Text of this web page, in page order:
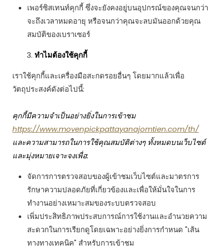
เพอร์ซิสเทนท์คุกกี้ ซึ่งจะยังคงอยู่บนอุปกรณ์ของคุณจนกว่า
จะถึงเวลาหมดอายุ หรือจนกว่าคุณจะลบมันออกด้วยคุณ
สมบัติของเบราเซอร์
ทำไมต้องใช้คุกกี้
เราใช้คุกกี้และเครื่องมือสะกดรอยอื่นๆ โดยมากแล้วเพื่อ
วัตถุประสงค์ดังต่อไปนี้:
คุกกี้มีความจำเป็นอย่างยิ่งในการเข้าชม
https://www.movenpickpattayanajomtien.com/th/
และความสามารถในการใช้คุณสมบัติต่างๆ ทั้งหมดบนเว็บไซต์
และมุ่งหมายเจาะจงเพื่อ:
จัดการการตรวจสอบของผู้เข้าชมเว็บไซต์และมาตรการ
รักษาความปลอดภัยที่เกี่ยวข้องและเพื่อให้มั่นใจในการ
ทำงานอย่างเหมาะสมของระบบตรวจสอบ
เพิ่มประสิทธิภาพประสบการณ์การใช้งานและอำนวยความ
สะดวกในการเรียกดูโดยเฉพาะอย่างยิ่งการกำหนด "เส้น
ทางทางเทคนิค" สำหรับการเข้าชม